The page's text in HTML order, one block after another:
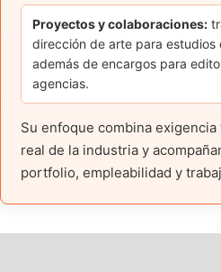
Proyectos y colaboraciones:
dirección de arte para estudios
además de encargos para
agencias.
Su enfoque combina
real de la industria y
portfolio, empleabilidad y